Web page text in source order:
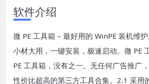
软件介绍
微 PE 工具箱 – 最好用的 WinPE 装机维
小材大用，一键安装，极速启动。微 PE
PE 工具箱，没有之一。无任何广告推广
性价比超高的第三方工具合集。2.1 采用